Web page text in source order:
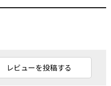
レビューを投稿する